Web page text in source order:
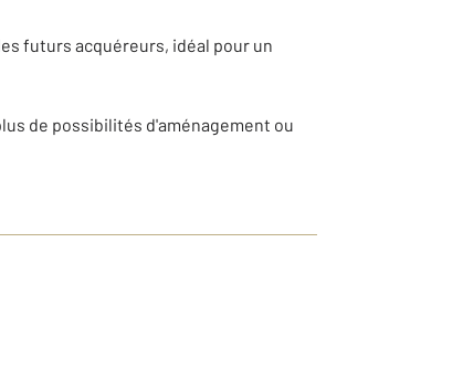
futurs acquéreurs, idéal pour un
de possibilités d'aménagement ou